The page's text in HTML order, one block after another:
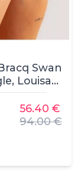
Swan
Louisa
56.40 €
94.00 €